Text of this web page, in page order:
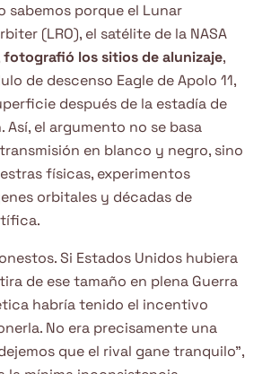
sabemos porque el Lunar
(LRO), el satélite de la NASA
fotografió los sitios de alunizaje,
de descenso Eagle de Apolo 11,
después de la estadía de
el argumento no se basa
en blanco y negro, sino
físicas, experimentos
orbitales y décadas de
Si Estados Unidos hubiera
de ese tamaño en plena Guerra
habría tenido el incentivo
No era precisamente una
que el rival gane tranquilo”,